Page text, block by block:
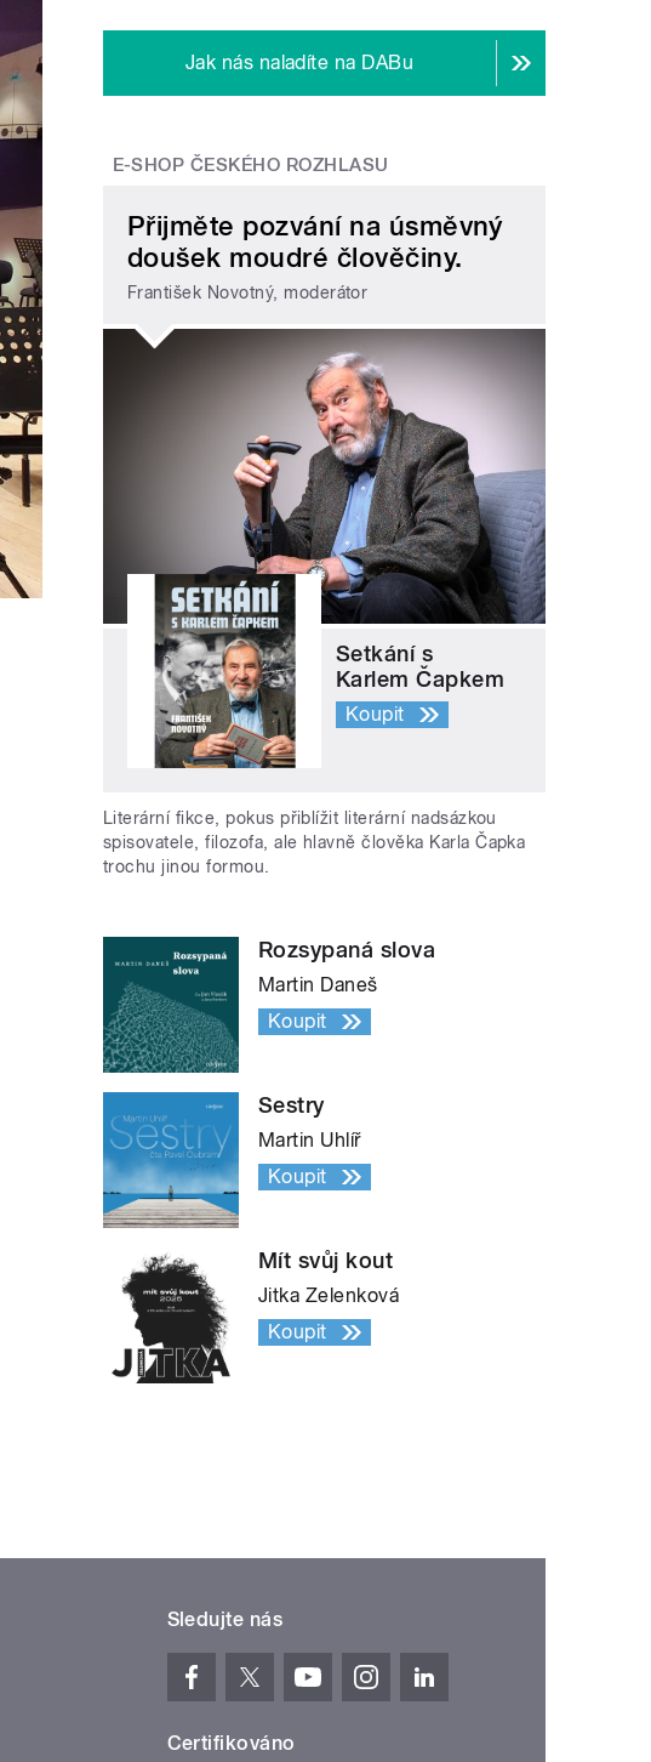
Jak nás naladíte na DABu
E-SHOP ČESKÉHO ROZHLASU
Přijměte pozvání na úsměvný
doušek moudré člověčiny.
František Novotný, moderátor
Setkání s
Karlem Čapkem
Koupit
Literární fikce, pokus přiblížit literární nadsázkou
spisovatele, filozofa, ale hlavně člověka Karla Čapka
trochu jinou formou.
Rozsypaná slova
Martin Daneš
Koupit
Sestry
Martin Uhlíř
Koupit
Mít svůj kout
Jitka Zelenková
Koupit
Sledujte nás
Certifikováno